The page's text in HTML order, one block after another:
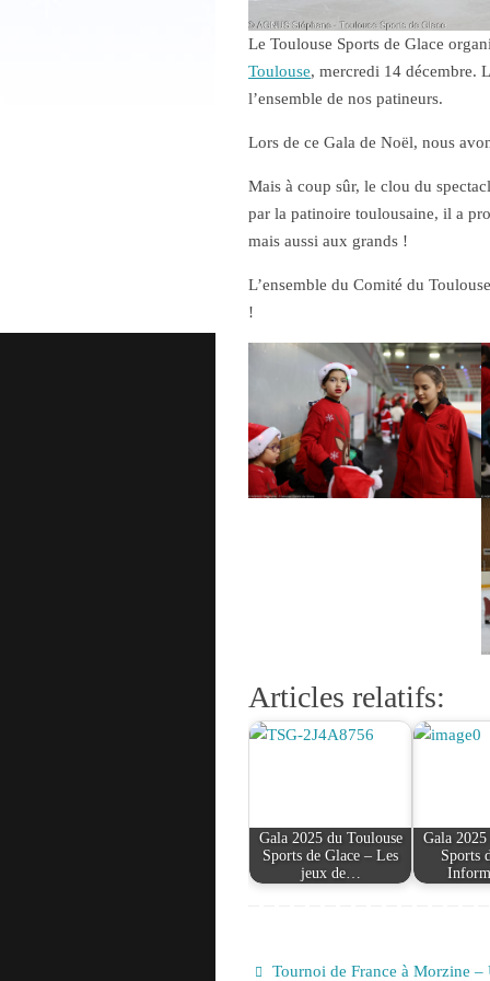
Le Toulouse Sports de Glace
Toulouse, mercredi 14 décembre.
l’ensemble de nos patineurs.
Lors de ce Gala de Noël, nous
Mais à coup sûr, le clou du
par la patinoire toulousaine, il a
mais aussi aux grands !
L’ensemble du Comité du
!
Articles relatifs:
Gala 2025 du Toulouse
Sports de Glace – Les
jeux de…
Gala
Sports
Tournoi de France à Morzine –